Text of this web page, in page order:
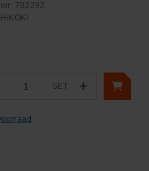
782292
HiKOKI
SET +